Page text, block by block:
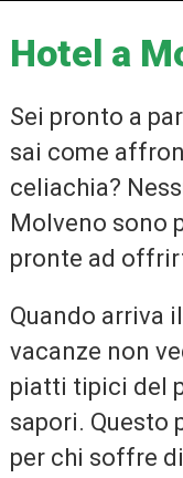
Hotel a
Sei pronto a
sai come
celiachia?
Molveno sono
pronte ad
Quando arriva
vacanze non
piatti tipici del
sapori. Questo
per chi soffre